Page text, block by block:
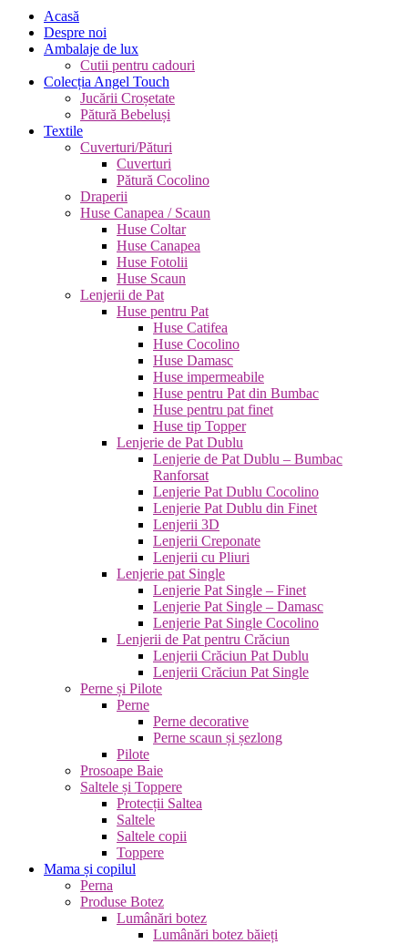
Acasă
Despre noi
Ambalaje de lux
Cutii pentru cadouri
Colecția Angel Touch
Jucării Croșetate
Pătură Bebeluși
Textile
Cuverturi/Pături
Cuverturi
Pătură Cocolino
Draperii
Huse Canapea / Scaun
Huse Coltar
Huse Canapea
Huse Fotolii
Huse Scaun
Lenjerii de Pat
Huse pentru Pat
Huse Catifea
Huse Cocolino
Huse Damasc
Huse impermeabile
Huse pentru Pat din Bumbac
Huse pentru pat finet
Huse tip Topper
Lenjerie de Pat Dublu
Lenjerie de Pat Dublu – Bumbac
Ranforsat
Lenjerie Pat Dublu Cocolino
Lenjerie Pat Dublu din Finet
Lenjerii 3D
Lenjerii Creponate
Lenjerii cu Pliuri
Lenjerie pat Single
Lenjerie Pat Single – Finet
Lenjerie Pat Single – Damasc
Lenjerie Pat Single Cocolino
Lenjerii de Pat pentru Crăciun
Lenjerii Crăciun Pat Dublu
Lenjerii Crăciun Pat Single
Perne și Pilote
Perne
Perne decorative
Perne scaun și șezlong
Pilote
Prosoape Baie
Saltele și Toppere
Protecții Saltea
Saltele
Saltele copii
Toppere
Mama și copilul
Perna
Produse Botez
Lumânări botez
Lumânări botez băieți